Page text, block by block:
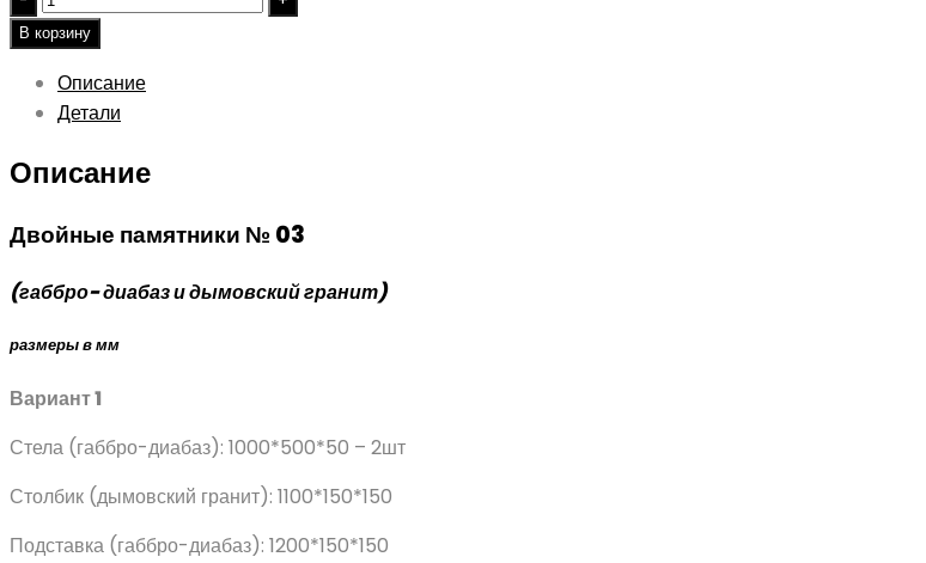
В корзину
Описание
Детали
Описание
Двойные памятники № 03
(габбро- диабаз и дымовский гранит)
размеры в мм
Вариант 1
Стела (габбро-диабаз): 1000*500*50 – 2шт
Столбик (дымовский гранит): 1100*150*150
Подставка (габбро-диабаз): 1200*150*150